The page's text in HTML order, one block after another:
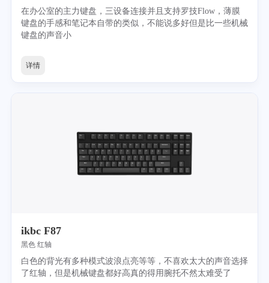
在办公室的主力键盘，三设备连接并且支持罗技Flow，薄膜
键盘的手感和笔记本自带的类似，不能说多好但是比一些机械
键盘的声音小
详情
ikbc F87
黑色 红轴
白色的背光有多种模式波浪点亮等等，不喜欢太大的声音选择
了红轴，但是机械键盘都好高真的得用腕托不然太难受了